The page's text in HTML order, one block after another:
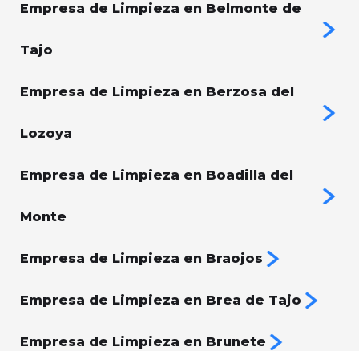
Empresa de Limpieza en Belmonte de
Tajo
Empresa de Limpieza en Berzosa del
Lozoya
Empresa de Limpieza en Boadilla del
Monte
Empresa de Limpieza en Braojos
Empresa de Limpieza en Brea de Tajo
Empresa de Limpieza en Brunete